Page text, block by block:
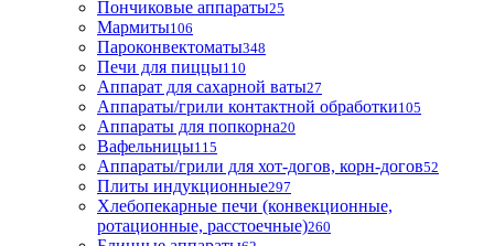
Пончиковые аппараты25
Мармиты106
Пароконвектоматы348
Печи для пиццы110
Аппарат для сахарной ваты27
Аппараты/грили контактной обработки105
Аппараты для попкорна20
Вафельницы115
Аппараты/грили для хот-догов, корн-догов52
Плиты индукционные297
Хлебопекарные печи (конвекционные,
ротационные, расстоечные)260